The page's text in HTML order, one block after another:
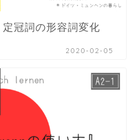
冠詞の形容詞変化
2020-02-05